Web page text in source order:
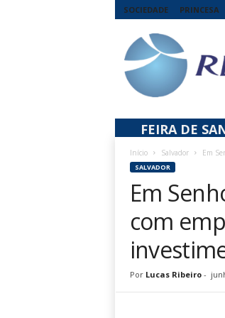
SOCIEDADE PRINCESA
FEIRA DE
Início Salvador Em
SALVADOR
Em
com
Por Lucas Ribeiro-